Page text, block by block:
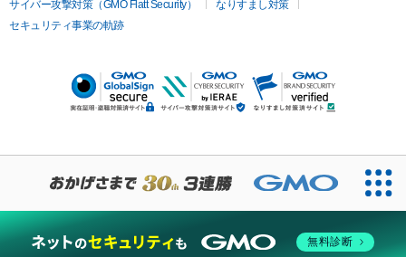
サイバー攻撃対策（GMO Flatt Security）
なりすまし対策
セキュリティ事業の軌跡
無料診断